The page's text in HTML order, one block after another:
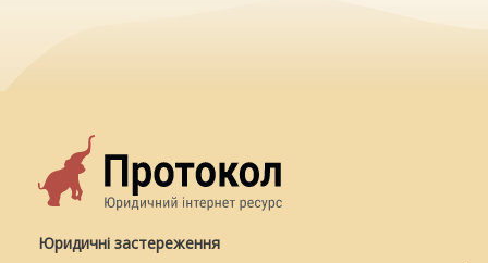
Юридичні застереження